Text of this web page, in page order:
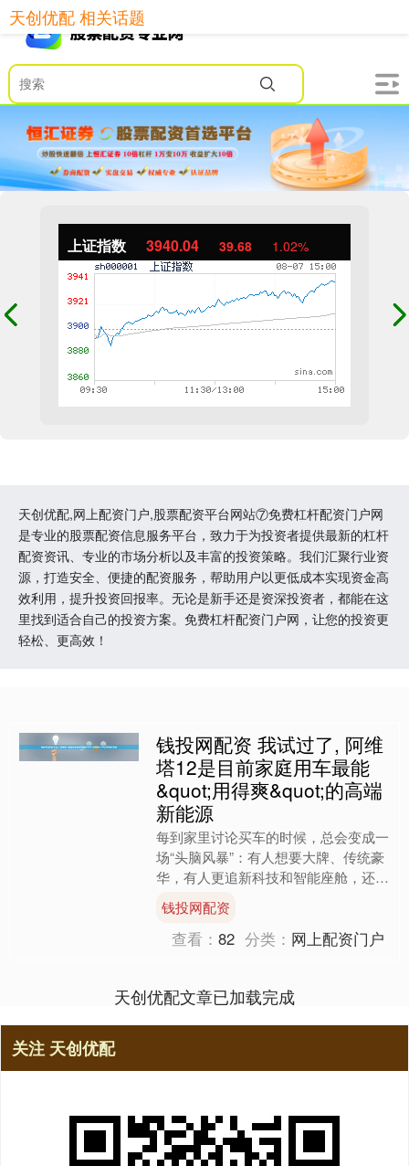
上证指数 3940.04 39.68 1.02%
天创优配,网上配资门户,股票配资平台网站⑦免费杠杆配资门户网
是专业的股票配资信息服务平台，致力于为投资者提供最新的杠杆
配资资讯、专业的市场分析以及丰富的投资策略。我们汇聚行业资
源，打造安全、便捷的配资服务，帮助用户以更低成本实现资金高
效利用，提升投资回报率。无论是新手还是资深投资者，都能在这
里找到适合自己的投资方案。免费杠杆配资门户网，让您的投资更
轻松、更高效！
天创优配 相关话题
钱投网配资 我试过了, 阿维
塔12是目前家庭用车最能
&quot;用得爽&quot;的高端
新能源
每到家里讨论买车的时候，总会变成一
场“头脑风暴”：有人想要大牌、传统豪
华，有人更追新科技和智能座舱，还有
人像我一样，只想选一台真正长远“能
用得爽”的新能源车。这....
钱投网配资
查看：82 分类： 网上配资门户
天创优配文章已加载完成
关注 天创优配